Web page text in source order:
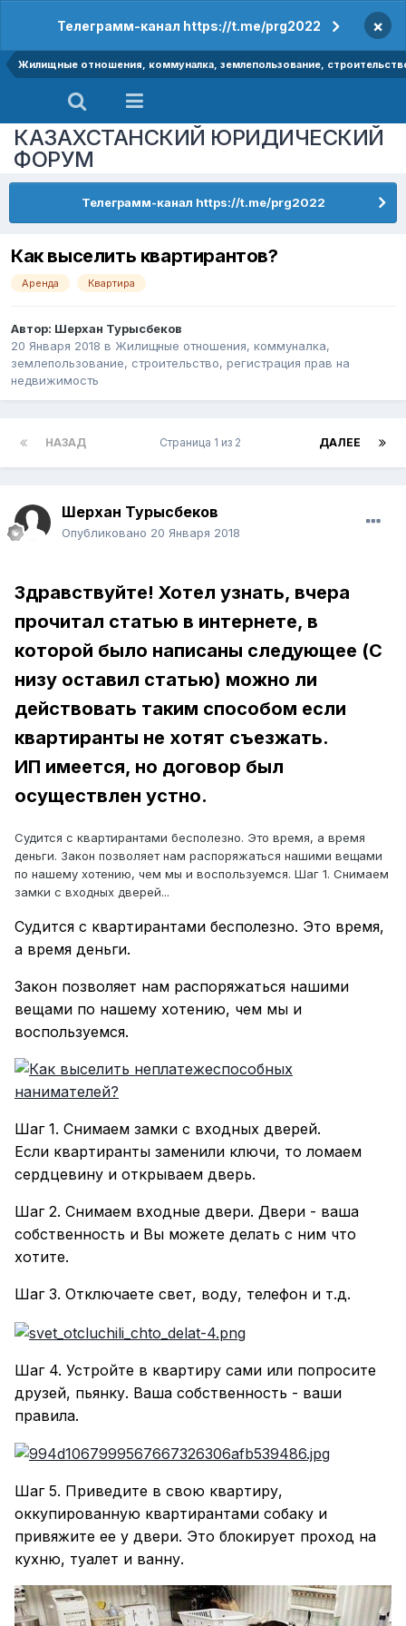
Телеграмм-канал https://t.me/prg2022 ×
Жилищные отношения, коммуналка, землепользование,
КАЗАХСТАНСКИЙ ЮРИДИЧЕСКИЙ
ФОРУМ
Телеграмм-канал https://t.me/prg2022
Как выселить квартирантов?
Аренда Квартира
Автор: Шерхан Турысбеков
20 Января 2018 в Жилищные отношения, коммуналка,
землепользование, строительство, регистрация прав на
недвижимость
НАЗАД ДАЛЕЕ
Страница 1 из 2
Шерхан Турысбеков
Опубликовано 20 Января 2018
Здравствуйте! Хотел узнать, вчера
прочитал статью в интернете, в
которой было написаны следующее (С
низу оставил статью) можно ли
действовать таким способом если
квартиранты не хотят съезжать.
ИП имеется, но договор был
осуществлен устно.
Судится с квартирантами бесполезно. Это время, а время
деньги. Закон позволяет нам распоряжаться нашими вещами
по нашему хотению, чем мы и воспользуемся. Шаг 1. Снимаем
замки с входных дверей...
Судится с квартирантами бесполезно. Это время,
а время деньги.
Закон позволяет нам распоряжаться нашими
вещами по нашему хотению, чем мы и
воспользуемся.
Шаг 1. Снимаем замки с входных дверей.
Если квартиранты заменили ключи, то ломаем
сердцевину и открываем дверь.
Шаг 2. Снимаем входные двери. Двери - ваша
собственность и Вы можете делать с ним что
хотите.
Шаг 3. Отключаете свет, воду, телефон и т.д.
Шаг 4. Устройте в квартиру сами или попросите
друзей, пьянку. Ваша собственность - ваши
правила.
Шаг 5. Приведите в свою квартиру,
оккупированную квартирантами собаку и
привяжите ее у двери. Это блокирует проход на
кухню, туалет и ванну.